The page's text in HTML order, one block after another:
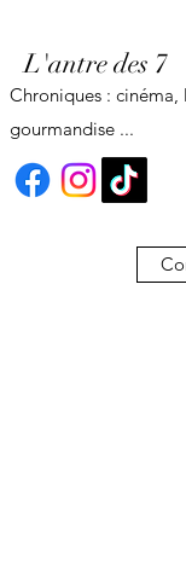
L'antre des 7
Chroniques :
gourmandise ...